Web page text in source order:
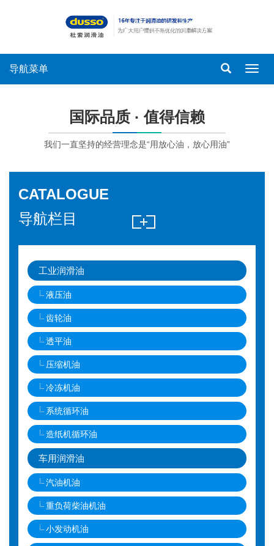
导
导航菜单
国际品质 · 值得信赖
我们一直坚持的经营理念是“用放心油，放心用油”
CATALOGUE
导航栏目
工业润滑油
液压油
齿轮油
透平油
压缩机油
冷冻机油
系统循环油
造纸机循环油
车用润滑油
汽油机油
重负荷柴油机油
小发动机油